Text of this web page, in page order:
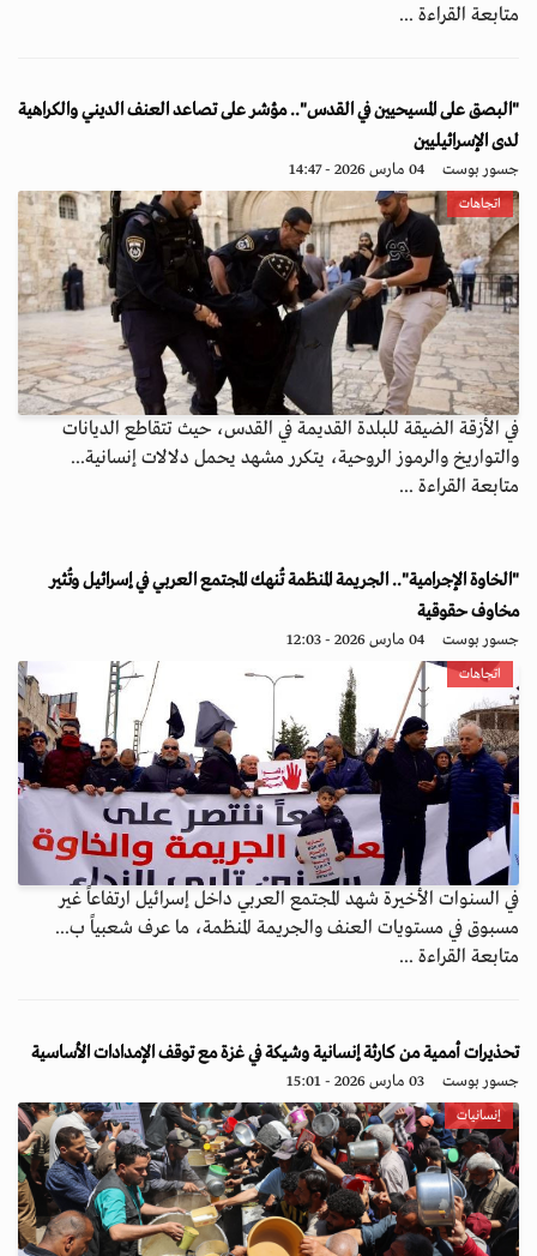
متابعة القراءة ...
"البصق على المسيحيين في القدس".. مؤشر على تصاعد العنف الديني والكراهية
لدى الإسرائيليين
جسور بوست 04 مارس 2026 - 14:47
اتجاهات
في الأزقة الضيقة للبلدة القديمة في القدس، حيث تتقاطع الديانات
والتواريخ والرموز الروحية، يتكرر مشهد يحمل دلالات إنسانية...
متابعة القراءة ...
"الخاوة الإجرامية".. الجريمة المنظمة تُنهك المجتمع العربي في إسرائيل وتُثير
مخاوف حقوقية
جسور بوست 04 مارس 2026 - 12:03
اتجاهات
في السنوات الأخيرة شهد المجتمع العربي داخل إسرائيل ارتفاعاً غير
مسبوق في مستويات العنف والجريمة المنظمة، ما عرف شعبياً ب...
متابعة القراءة ...
تحذيرات أممية من كارثة إنسانية وشيكة في غزة مع توقف الإمدادات الأساسية
جسور بوست 03 مارس 2026 - 15:01
إنسانيات